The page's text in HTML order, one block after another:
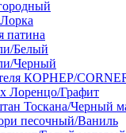
патина
Белый
Черный
КОРНЕР/
Лоренцо/Графит
Тоскана/Черный
песочный/Ваниль